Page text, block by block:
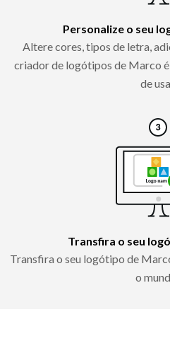
Personalize o seu
Altere cores, tipos de letra,
criador de logótipos de Marco
de
Transfira o seu
Transfira o seu logótipo de
o